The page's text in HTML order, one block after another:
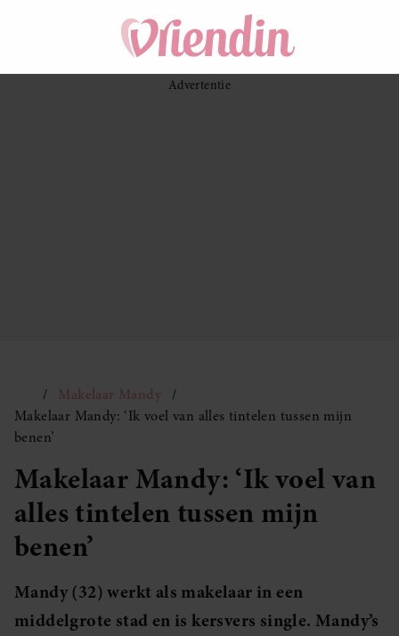
Makelaar Mandy
Makelaar Mandy: ‘Ik voel van alles tintelen tussen mijn
benen’
Makelaar Mandy: ‘Ik voel van
alles tintelen tussen mijn
benen’
Mandy (32) werkt als makelaar in een
middelgrote stad en is kersvers single. Mandy’s